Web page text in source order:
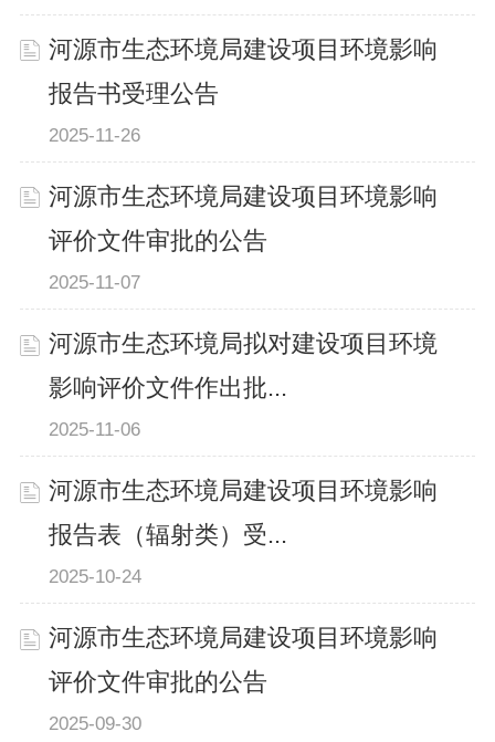
河源市生态环境局建设项目环境影响
报告书受理公告
2025-11-26
河源市生态环境局建设项目环境影响
评价文件审批的公告
2025-11-07
河源市生态环境局拟对建设项目环境
影响评价文件作出批...
2025-11-06
河源市生态环境局建设项目环境影响
报告表（辐射类）受...
2025-10-24
河源市生态环境局建设项目环境影响
评价文件审批的公告
2025-09-30